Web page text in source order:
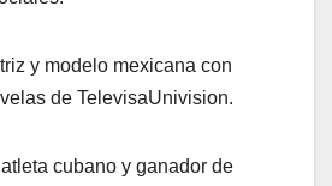
y modelo mexicana con
de TelevisaUnivision.
cubano y ganador de